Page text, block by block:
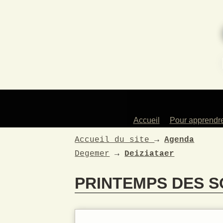
Accueil
Pour
Les
Pour les
La
Accueil du site→Agenda
Degemer
→ Deiziataer
PRINTEMPS DES